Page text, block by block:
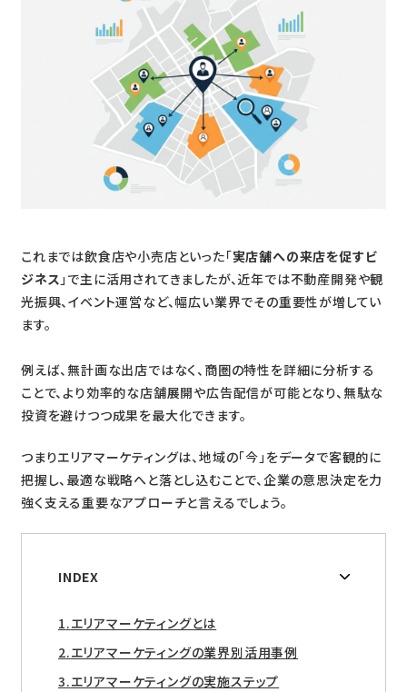
これまでは飲食店や小売店といった「実店舗への来店を促すビ
ジネス」で主に活用されてきましたが、近年では不動産開発や観
光振興、イベント運営など、幅広い業界でその重要性が増してい
ます。
例えば、無計画な出店ではなく、商圏の特性を詳細に分析する
ことで、より効率的な店舗展開や広告配信が可能となり、無駄な
投資を避けつつ成果を最大化できます。
つまりエリアマーケティングは、地域の「今」をデータで客観的に
把握し、最適な戦略へと落とし込むことで、企業の意思決定を力
強く支える重要なアプローチと言えるでしょう。
INDEX
エリアマーケティングとは
エリアマーケティングの業界別活用事例
エリアマーケティングの実施ステップ